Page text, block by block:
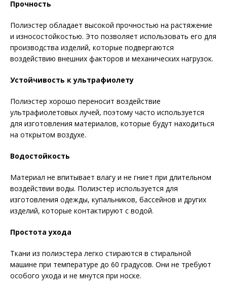
Прочность
Полиэстер обладает высокой прочностью на растяжение
и износостойкостью. Это позволяет использовать его для
производства изделий, которые подвергаются
воздействию внешних факторов и механических нагрузок.
Устойчивость к ультрафиолету
Полиэстер хорошо переносит воздействие
ультрафиолетовых лучей, поэтому часто используется
для изготовления материалов, которые будут находиться
на открытом воздухе.
Водостойкость
Материал не впитывает влагу и не гниет при длительном
воздействии воды. Полиэстер используется для
изготовления одежды, купальников, бассейнов и других
изделий, которые контактируют с водой.
Простота ухода
Ткани из полиэстера легко стираются в стиральной
машине при температуре до 60 градусов. Они не требуют
особого ухода и не мнутся при носке.